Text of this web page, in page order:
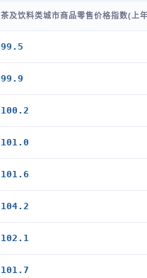
茶及饮料类城市商品零售价格指数(上
99.5
99.9
100.2
101.0
101.6
104.2
102.1
101.7